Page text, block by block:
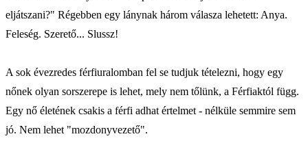
eljátszani?" Régebben egy lánynak három válasza lehetett: Anya.
Feleség. Szerető... Slussz!
A sok évezredes férfiuralomban fel se tudjuk tételezni, hogy egy
nőnek olyan sorszerepe is lehet, mely nem tőlünk, a Férfiaktól függ.
Egy nő életének csakis a férfi adhat értelmet - nélküle semmire sem
jó. Nem lehet "mozdonyvezető".